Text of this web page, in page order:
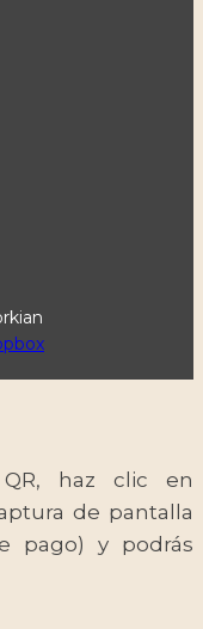
haz clic en
de pantalla
pago) y podrás